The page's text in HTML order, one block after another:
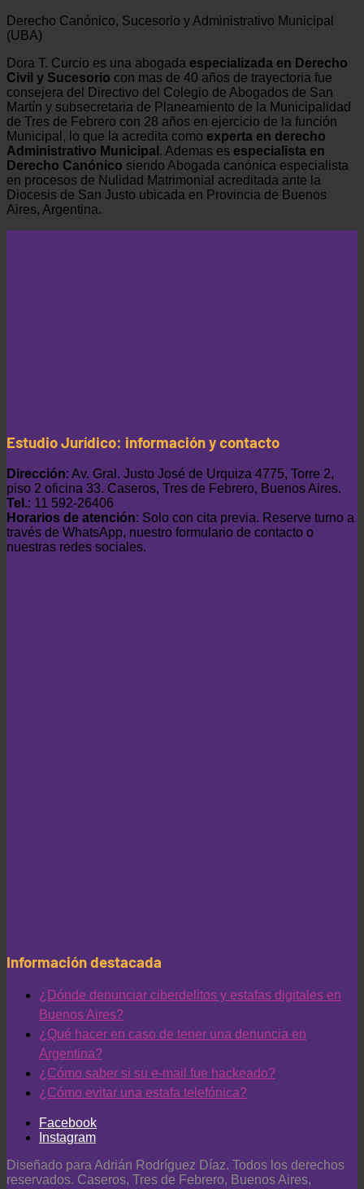
Derecho Canónico, Sucesorio y Administrativo Municipal
(UBA)
Dora T. Curcio es una abogada especializada en Derecho
Civil y Sucesorio con mas de 40 años de trayectoria fue
consejera del Directivo del Colegio de Abogados de San
Martín y subsecretaria de Planeamiento de la Municipalidad
de Tres de Febrero con 28 años en ejercicio de la función
Municipal, lo que la acredita como experta en derecho
Administrativo Municipal . Ademas es especialista en
Derecho Canónico siendo Abogada canónica especialista
en procesos de Nulidad Matrimonial acreditada ante la
Diocesis de San Justo ubicada en Provincia de Buenos
Aires, Argentina.
Estudio Jurídico: información y contacto
Dirección: Av. Gral. Justo José de Urquiza 4775, Torre 2,
piso 2 oficina 33. Caseros, Tres de Febrero, Buenos Aires.
Tel.: 11 592-26406
Horarios de atención: Solo con cita previa. Reserve turno a
través de WhatsApp, nuestro formulario de contacto o
nuestras redes sociales.
Información destacada
¿Dónde denunciar ciberdelitos y estafas digitales en
Buenos Aires?
¿Qué hacer en caso de tener una denuncia en
Argentina?
¿Cómo saber si su e-mail fue hackeado?
¿Cómo evitar una estafa telefónica?
Facebook
Instagram
Diseñado para Adrián Rodríguez Díaz. Todos los derechos
reservados. Caseros, Tres de Febrero, Buenos Aires,